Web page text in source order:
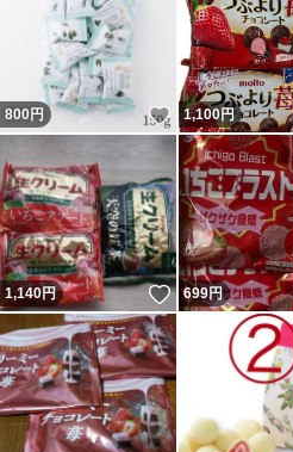
800 円 いいね！
1,100円
1,140円 いいね！
699円